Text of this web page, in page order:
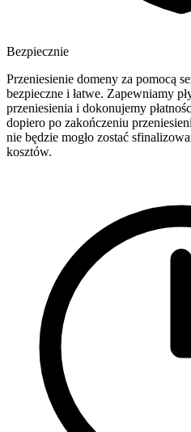
Bezpiecznie
Przeniesienie domeny za pomocą
bezpieczne i łatwe. Zapewniamy
przeniesienia i dokonujemy
dopiero po zakończeniu
nie będzie mogło zostać
kosztów.